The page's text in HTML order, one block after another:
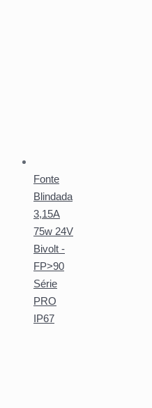
Fonte
Blindada
3,15A
75w 24V
Bivolt -
FP>90
Série
PRO
IP67